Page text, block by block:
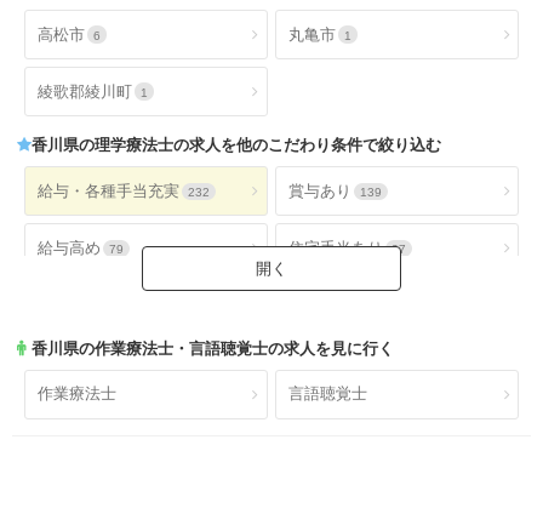
高松市 6 丸亀市 1
綾歌郡綾川町 1
香川県の理学療法士の求人を他のこだわり条件で絞り込む
給与・各種手当充実 232 賞与あり 139
給与高め 79 住宅手当あり 27
就業時間・休日が魅力 土日休み
日祝休み 42 土日祝休み 18
香川県の作業療法士・言語聴覚士の求人を見に行く
作業療法士 言語聴覚士